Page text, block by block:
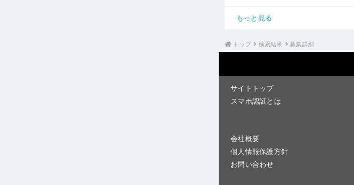
もっと見る
トップ 検索結果 募集詳細
サイトトップ
スマホ認証とは
会社概要
個人情報保護方針
お問い合わせ